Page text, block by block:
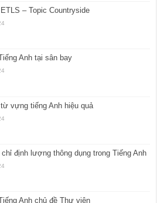
– Topic Countryside
Anh tại sân bay
vựng tiếng Anh hiệu quả
định lượng thông dụng trong Tiếng Anh
Anh chủ đề Thư viện